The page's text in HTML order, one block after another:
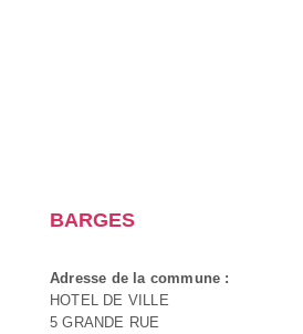
BARGES
Adresse de la commune :
HOTEL DE VILLE
5 GRANDE RUE